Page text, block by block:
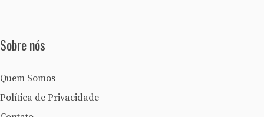
Sobre nós
Quem Somos
Política de Privacidade